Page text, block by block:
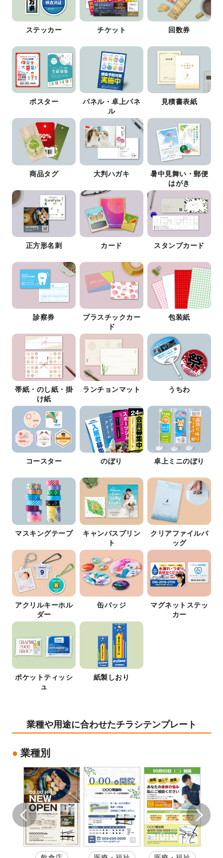
ステッカー チケット 回数券
ポスター
パネル・卓上パネ
ル
見積書表紙
商品タグ 大判ハガキ
暑中見舞い・郵便
はがき
正方形名刺 カード スタンプカード
診察券
プラスチックカー
ド
包装紙
帯紙・のし紙・掛
け紙
ランチョンマット うちわ
コースター のぼり 卓上ミニのぼり
マスキングテープ
キャンバスプリン
ト
クリアファイルバ
ッグ
アクリルキーホル
ダー
缶バッジ
マグネットステッ
カー
ポケットティッシ
ュ
紙製しおり
業種や用途に合わせたチラシテンプレート
業種別